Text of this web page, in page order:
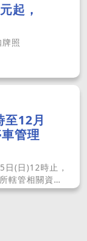
起，
照
12月
管理
(日)12時止，
轄管相關資訊
服務，影響範